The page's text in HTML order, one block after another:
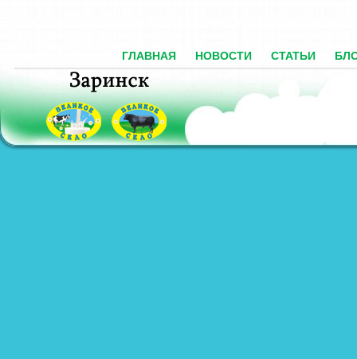
ГЛАВНАЯ НОВОСТИ СТАТЬИ